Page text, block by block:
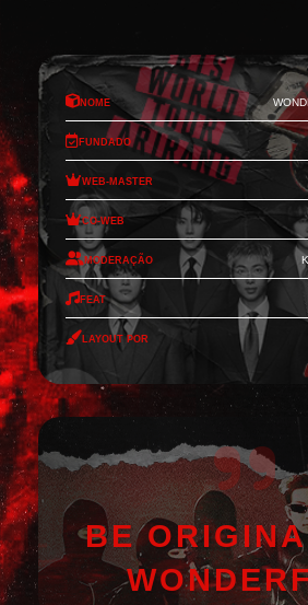
Nome
Fundado
Web-Master
Co-Web
Moderação
Feat
Layout por
BE